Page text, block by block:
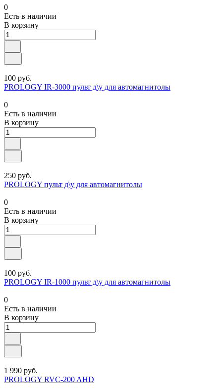
0
Есть в наличии
В корзину
100 руб.
PROLOGY IR-3000 пульт д\у для автомагнитолы
0
Есть в наличии
В корзину
250 руб.
PROLOGY пульт д\у для автомагнитолы
0
Есть в наличии
В корзину
100 руб.
PROLOGY IR-1000 пульт д\у для автомагнитолы
0
Есть в наличии
В корзину
1 990 руб.
PROLOGY RVC-200 AHD